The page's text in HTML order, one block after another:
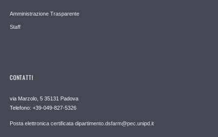
Amministrazione Trasparente
Staff
CONTATTI
via Marzolo, 5 35131 Padova
Telefono: +39-049-827-5326
Posta elettronica certificata dipartimento.dsfarm@pec.unipd.it